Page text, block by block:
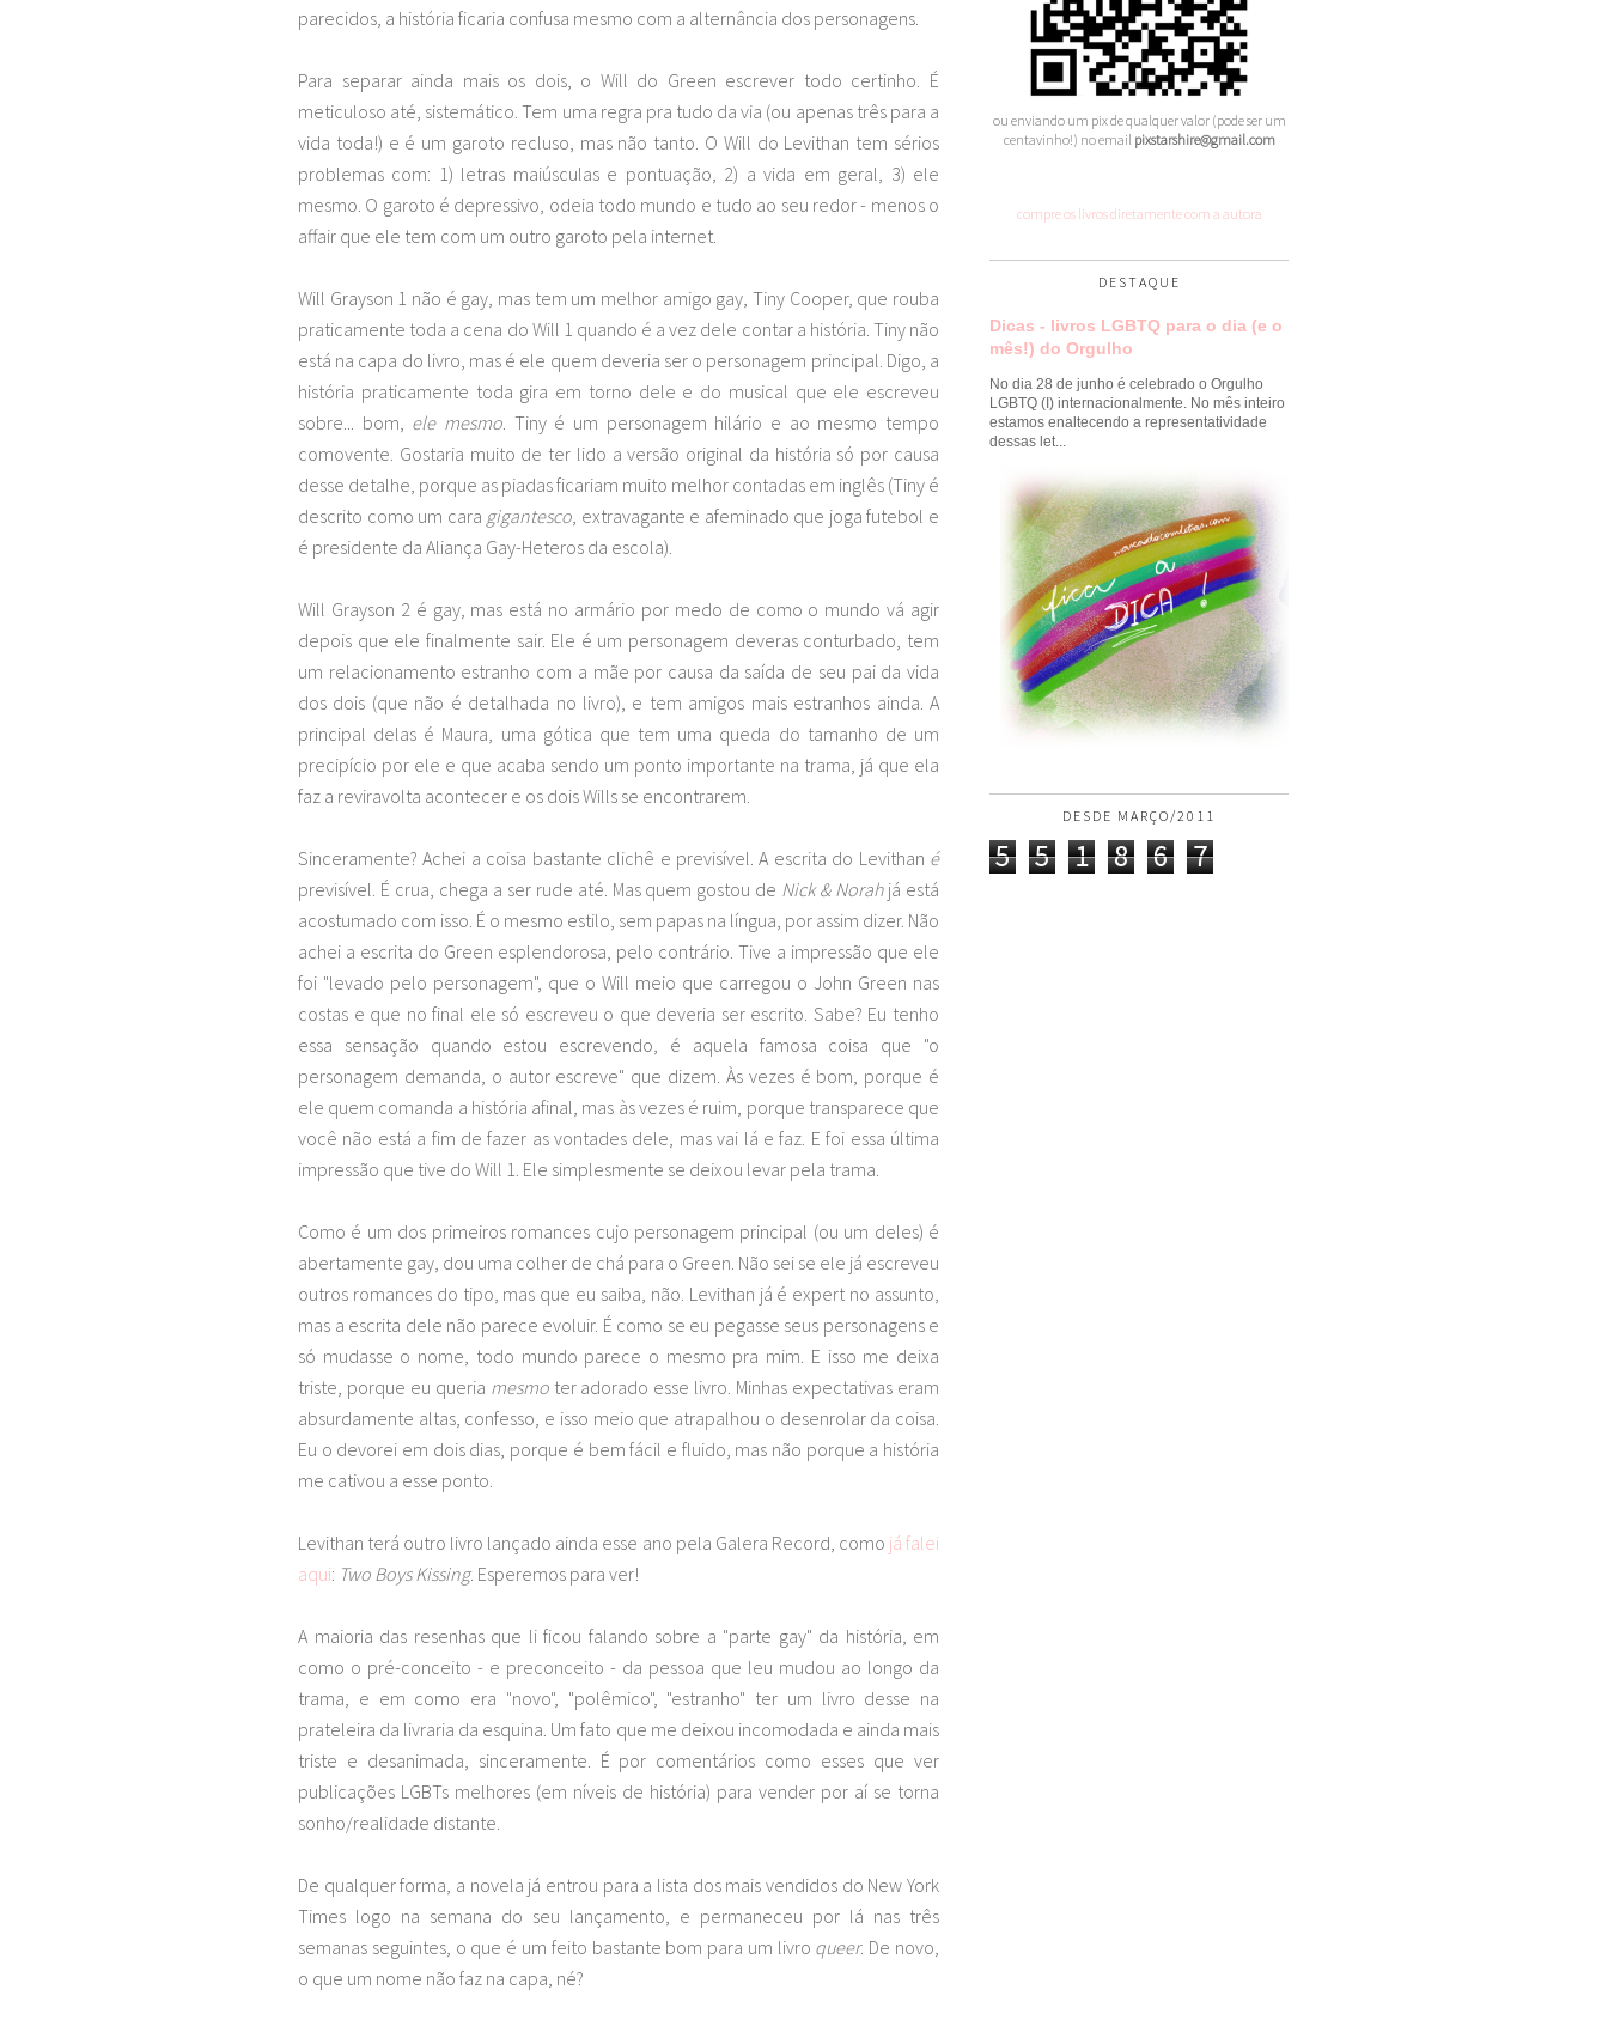
parecidos, a história ficaria confusa mesmo com a alternância dos personagens.
Para separar ainda mais os dois, o Will do Green escrever todo certinho. É
meticuloso até, sistemático. Tem uma regra pra tudo da via (ou apenas três para a
vida toda!) e é um garoto recluso, mas não tanto. O Will do Levithan tem sérios
problemas com: 1) letras maiúsculas e pontuação, 2) a vida em geral, 3) ele
mesmo. O garoto é depressivo, odeia todo mundo e tudo ao seu redor - menos o
affair que ele tem com um outro garoto pela internet.
Will Grayson 1 não é gay, mas tem um melhor amigo gay, Tiny Cooper, que rouba
praticamente toda a cena do Will 1 quando é a vez dele contar a história. Tiny não
está na capa do livro, mas é ele quem deveria ser o personagem principal. Digo, a
história praticamente toda gira em torno dele e do musical que ele escreveu
sobre... bom, ele mesmo . Tiny é um personagem hilário e ao mesmo tempo
comovente. Gostaria muito de ter lido a versão original da história só por causa
desse detalhe, porque as piadas ficariam muito melhor contadas em inglês (Tiny é
descrito como um cara gigantesco , extravagante e afeminado que joga futebol e
é presidente da Aliança Gay-Heteros da escola).
Will Grayson 2 é gay, mas está no armário por medo de como o mundo vá agir
depois que ele finalmente sair. Ele é um personagem deveras conturbado, tem
um relacionamento estranho com a mãe por causa da saída de seu pai da vida
dos dois (que não é detalhada no livro), e tem amigos mais estranhos ainda. A
principal delas é Maura, uma gótica que tem uma queda do tamanho de um
precipício por ele e que acaba sendo um ponto importante na trama, já que ela
faz a reviravolta acontecer e os dois Wills se encontrarem.
Sinceramente? Achei a coisa bastante clichê e previsível. A escrita do Levithan é
previsível. É crua, chega a ser rude até. Mas quem gostou de Nick & Norahjá está
acostumado com isso. É o mesmo estilo, sem papas na língua, por assim dizer. Não
achei a escrita do Green esplendorosa, pelo contrário. Tive a impressão que ele
foi "levado pelo personagem", que o Will meio que carregou o John Green nas
costas e que no final ele só escreveu o que deveria ser escrito. Sabe? Eu tenho
essa sensação quando estou escrevendo, é aquela famosa coisa que "o
personagem demanda, o autor escreve" que dizem. Às vezes é bom, porque é
ele quem comanda a história afinal, mas às vezes é ruim, porque transparece que
você não está a fim de fazer as vontades dele, mas vai lá e faz. E foi essa última
impressão que tive do Will 1. Ele simplesmente se deixou levar pela trama.
Como é um dos primeiros romances cujo personagem principal (ou um deles) é
abertamente gay, dou uma colher de chá para o Green. Não sei se ele já escreveu
outros romances do tipo, mas que eu saiba, não. Levithan já é expert no assunto,
mas a escrita dele não parece evoluir. É como se eu pegasse seus personagens e
só mudasse o nome, todo mundo parece o mesmo pra mim. E isso me deixa
triste, porque eu queria mesmoter adorado esse livro. Minhas expectativas eram
absurdamente altas, confesso, e isso meio que atrapalhou o desenrolar da coisa.
Eu o devorei em dois dias, porque é bem fácil e fluido, mas não porque a história
me cativou a esse ponto.
Levithan terá outro livro lançado ainda esse ano pela Galera Record, como já falei
aqui: Two Boys Kissing. Esperemos para ver!
A maioria das resenhas que li ficou falando sobre a "parte gay" da história, em
como o pré-conceito - e preconceito - da pessoa que leu mudou ao longo da
trama, e em como era "novo", "polêmico", "estranho" ter um livro desse na
prateleira da livraria da esquina. Um fato que me deixou incomodada e ainda mais
triste e desanimada, sinceramente. É por comentários como esses que ver
publicações LGBTs melhores (em níveis de história) para vender por aí se torna
sonho/realidade distante.
De qualquer forma, a novela já entrou para a lista dos mais vendidos do New York
Times logo na semana do seu lançamento, e permaneceu por lá nas três
semanas seguintes, o que é um feito bastante bom para um livro queer. De novo,
o que um nome não faz na capa, né?
ou enviando um pix de qualquer valor (pode ser um
centavinho!) no email pixstarshire@gmail.com
compre os livros diretamente com a autora
DESTAQUE
Dicas - livros LGBTQ para o dia (e o
mês!) do Orgulho
No dia 28 de junho é celebrado o Orgulho
LGBTQ (I) internacionalmente. No mês inteiro
estamos enaltecendo a representatividade
dessas let...
DESDE MARÇO/2011
5 5 1 8 6 7